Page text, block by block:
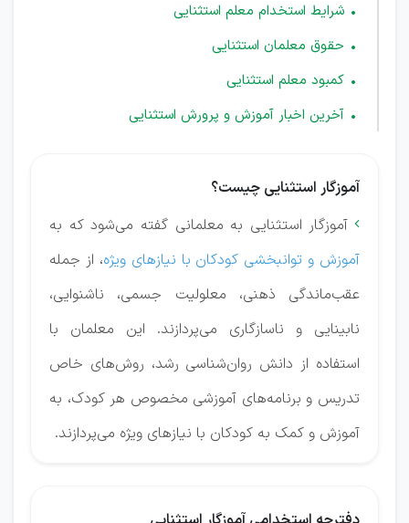
شرایط استخدام معلم استثنایی
حقوق معلمان استثنایی
کمبود معلم استثنایی
آخرین اخبار آموزش و پرورش استثنایی
آموزگار استثنایی چیست؟
 آموزگار استثنایی به معلمانی گفته می‌شود که به
آموزش و توانبخشی کودکان با نیازهای ویژه، از جمله
عقب‌ماندگی ذهنی، معلولیت جسمی، ناشنوایی،
نابینایی و ناسازگاری می‌پردازند. این معلمان با
استفاده از دانش روان‌شناسی رشد، روش‌های خاص
تدریس و برنامه‌های آموزشی مخصوص هر کودک، به
آموزش و کمک به کودکان با نیازهای ویژه می‌پردازند.